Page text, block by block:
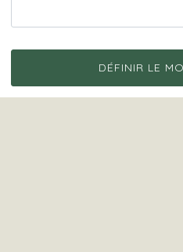
DÉFINIR LE